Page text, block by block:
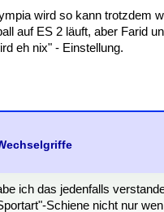
wird so kann trotzdem
auf ES 2 läuft, aber Farid
eh nix" - Einstellung.
ich das jedenfalls
Schiene nicht nur